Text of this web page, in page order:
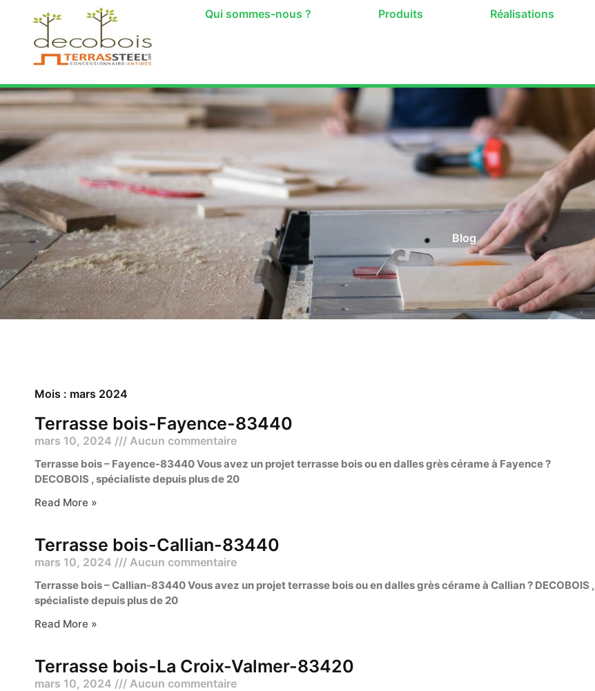
Qui sommes-nous ? Produits Réalisations
Blog
Mois : mars 2024
Terrasse bois-Fayence-83440
mars 10, 2024 Aucun commentaire
Terrasse bois – Fayence-83440 Vous avez un projet terrasse bois ou en dalles grès cérame à Fayence ?
DECOBOIS , spécialiste depuis plus de 20
Read More »
Terrasse bois-Callian-83440
mars 10, 2024 Aucun commentaire
Terrasse bois – Callian-83440 Vous avez un projet terrasse bois ou en dalles grès cérame à Callian ? DECOBOIS ,
spécialiste depuis plus de 20
Read More »
Terrasse bois-La Croix-Valmer-83420
mars 10, 2024 Aucun commentaire